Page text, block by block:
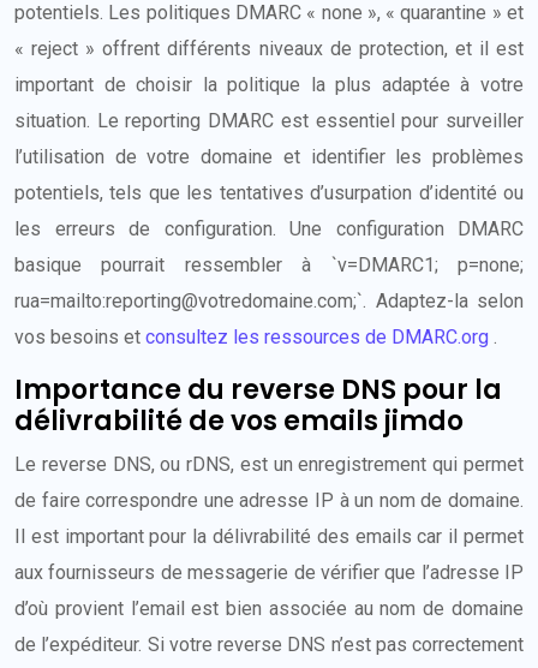
potentiels. Les politiques DMARC « none », « quarantine » et
« reject » offrent différents niveaux de protection, et il est
important de choisir la politique la plus adaptée à votre
situation. Le reporting DMARC est essentiel pour surveiller
l’utilisation de votre domaine et identifier les problèmes
potentiels, tels que les tentatives d’usurpation d’identité ou
les erreurs de configuration. Une configuration DMARC
basique pourrait ressembler à `v=DMARC1; p=none;
rua=mailto:reporting@votredomaine.com;`. Adaptez-la selon
vos besoins et consultez les ressources de DMARC.org .
Importance du reverse DNS pour la
délivrabilité de vos emails jimdo
Le reverse DNS, ou rDNS, est un enregistrement qui permet
de faire correspondre une adresse IP à un nom de domaine.
Il est important pour la délivrabilité des emails car il permet
aux fournisseurs de messagerie de vérifier que l’adresse IP
d’où provient l’email est bien associée au nom de domaine
de l’expéditeur. Si votre reverse DNS n’est pas correctement